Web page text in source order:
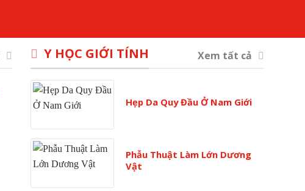
Y HỌC GIỚI TÍNH Xem tất cả
Hẹp Da Quy Đầu Ở Nam Giới
Phẫu Thuật Làm Lớn Dương
Vật